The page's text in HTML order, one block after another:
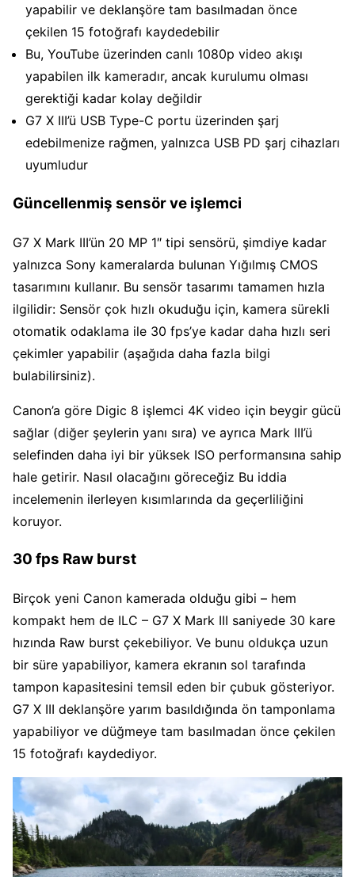
yapabilir ve deklanşöre tam basılmadan önce
çekilen 15 fotoğrafı kaydedebilir
Bu, YouTube üzerinden canlı 1080p video akışı
yapabilen ilk kameradır, ancak kurulumu olması
gerektiği kadar kolay değildir
G7 X III’ü USB Type-C portu üzerinden şarj
edebilmenize rağmen, yalnızca USB PD şarj cihazları
uyumludur
Güncellenmiş sensör ve işlemci
G7 X Mark III’ün 20 MP 1″ tipi sensörü, şimdiye kadar
yalnızca Sony kameralarda bulunan Yığılmış CMOS
tasarımını kullanır. Bu sensör tasarımı tamamen hızla
ilgilidir: Sensör çok hızlı okuduğu için, kamera sürekli
otomatik odaklama ile 30 fps’ye kadar daha hızlı seri
çekimler yapabilir (aşağıda daha fazla bilgi
bulabilirsiniz).
Canon’a göre Digic 8 işlemci 4K video için beygir gücü
sağlar (diğer şeylerin yanı sıra) ve ayrıca Mark III’ü
selefinden daha iyi bir yüksek ISO performansına sahip
hale getirir. Nasıl olacağını göreceğiz Bu iddia
incelemenin ilerleyen kısımlarında da geçerliliğini
koruyor.
30 fps Raw burst
Birçok yeni Canon kamerada olduğu gibi – hem
kompakt hem de ILC – G7 X Mark III saniyede 30 kare
hızında Raw burst çekebiliyor. Ve bunu oldukça uzun
bir süre yapabiliyor, kamera ekranın sol tarafında
tampon kapasitesini temsil eden bir çubuk gösteriyor.
G7 X III deklanşöre yarım basıldığında ön tamponlama
yapabiliyor ve düğmeye tam basılmadan önce çekilen
15 fotoğrafı kaydediyor.